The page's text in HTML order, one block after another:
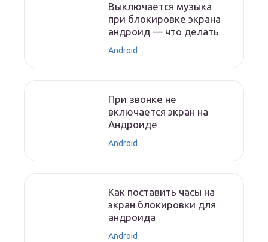
Выключается музыка
при блокировке экрана
андроид — что делать
Android
При звонке не
включается экран на
Андроиде
Android
Как поставить часы на
экран блокировки для
андроида
Android